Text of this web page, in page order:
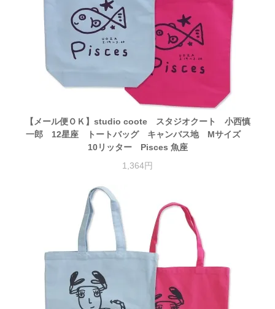
【メール便ＯＫ】studio coote スタジオクート 小西慎
一郎 12星座 トートバッグ キャンバス地 Mサイズ
10リッター Pisces 魚座
1,364円